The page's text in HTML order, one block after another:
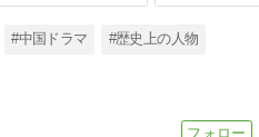
#中国ドラマ #歴史上の人物